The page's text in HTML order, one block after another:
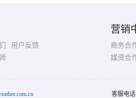
用户反馈
营销
商务合
媒资合
客服电